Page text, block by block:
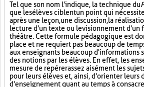
Tel que son nom l'indique, la technique du
que les élèves ciblent un point qui
après une leçon, une discussion, la
lecture d'un texte ou le visionnement d'un
théâtre. Cette formule pédagogique est
place et ne requiert pas beaucoup de
aux enseignants beaucoup d'informations
des notions par les élèves. En effet, les
mesure de repérer assez aisément les
pour leurs élèves et, ainsi, d'orienter leurs
d'enseignement quant au temps à